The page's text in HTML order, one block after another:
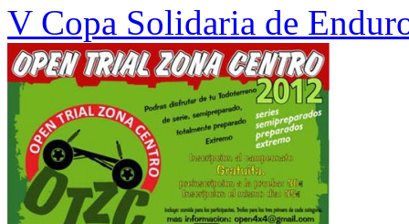
V Copa Solidaria de